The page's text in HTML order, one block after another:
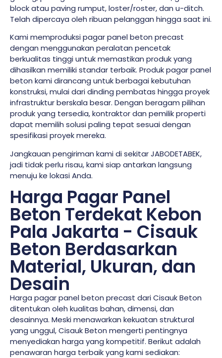
block atau paving rumput, loster/roster, dan u-ditch.
Telah dipercaya oleh ribuan pelanggan hingga saat ini.
Kami memproduksi pagar panel beton precast
dengan menggunakan peralatan pencetak
berkualitas tinggi untuk memastikan produk yang
dihasilkan memiliki standar terbaik. Produk pagar panel
beton kami dirancang untuk berbagai kebutuhan
konstruksi, mulai dari dinding pembatas hingga proyek
infrastruktur berskala besar. Dengan beragam pilihan
produk yang tersedia, kontraktor dan pemilik properti
dapat memilih solusi paling tepat sesuai dengan
spesifikasi proyek mereka.
Jangkauan pengiriman kami di sekitar JABODETABEK,
jadi tidak perlu risau, kami siap antarkan langsung
menuju ke lokasi Anda.
Harga Pagar Panel
Beton Terdekat Kebon
Pala Jakarta - Cisauk
Beton Berdasarkan
Material, Ukuran, dan
Desain
Harga pagar panel beton precast dari Cisauk Beton
ditentukan oleh kualitas bahan, dimensi, dan
desainnya. Meski menawarkan kekuatan struktural
yang unggul, Cisauk Beton mengerti pentingnya
menyediakan harga yang kompetitif. Berikut adalah
penawaran harga terbaik yang kami sediakan: